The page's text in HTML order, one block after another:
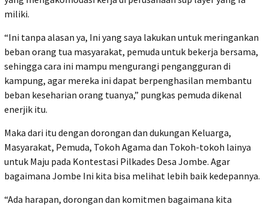
miliki.
“Ini tanpa alasan ya, Ini yang saya lakukan untuk meringankan
beban orang tua masyarakat, pemuda untuk bekerja bersama,
sehingga cara ini mampu mengurangi pengangguran di
kampung, agar mereka ini dapat berpenghasilan membantu
beban keseharian orang tuanya,” pungkas pemuda dikenal
enerjik itu.
Maka dari itu dengan dorongan dan dukungan Keluarga,
Masyarakat, Pemuda, Tokoh Agama dan Tokoh-tokoh lainya
untuk Maju pada Kontestasi Pilkades Desa Jombe. Agar
bagaimana Jombe Ini kita bisa melihat lebih baik kedepannya.
“Ada harapan, dorongan dan komitmen bagaimana kita